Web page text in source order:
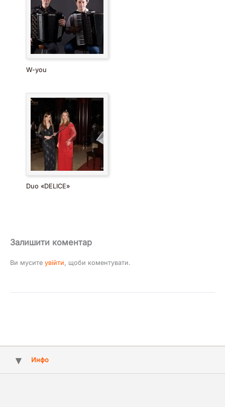
W-you
Duo «DELICE»
Залишити коментар
Ви мусите увійти, щоби коментувати.
Инфо